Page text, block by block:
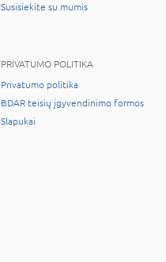
Susisiekite su mumis
PRIVATUMO POLITIKA
Privatumo politika
BDAR teisių įgyvendinimo formos
Slapukai